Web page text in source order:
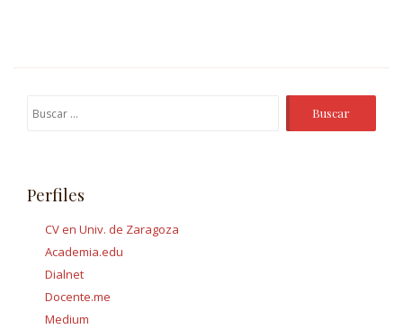
Perfiles
CV en Univ. de Zaragoza
Academia.edu
Dialnet
Docente.me
Medium